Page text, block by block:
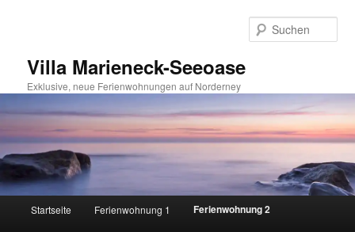
Villa Marieneck-Seeoase
Exklusive, neue Ferienwohnungen auf Norderney
Zum Inhalt wechseln
Zum sekundären Inhalt wechseln
Startseite Ferienwohnung 1 Ferienwohnung 2